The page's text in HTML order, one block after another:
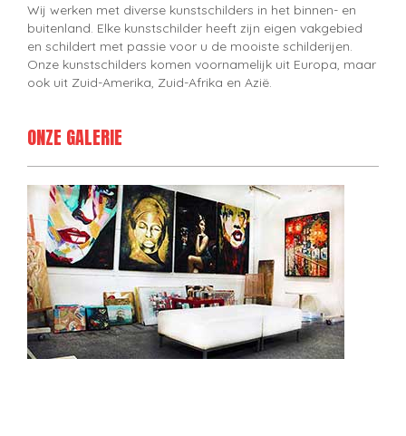
Wij werken met diverse kunstschilders in het binnen- en
buitenland. Elke kunstschilder heeft zijn eigen vakgebied
en schildert met passie voor u de mooiste schilderijen.
Onze kunstschilders komen voornamelijk uit Europa, maar
ook uit Zuid-Amerika, Zuid-Afrika en Azië.
ONZE GALERIE